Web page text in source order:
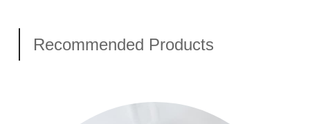
Recommended Products